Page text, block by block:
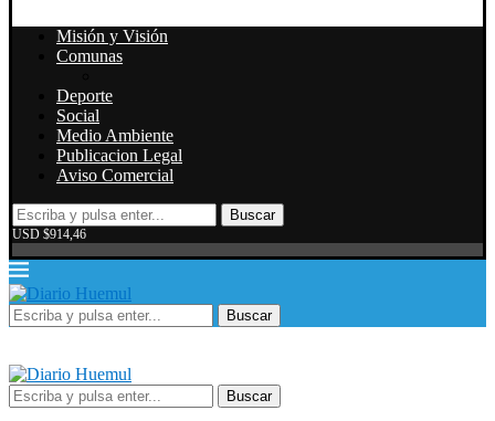
Misión y Visión
Comunas
Deporte
Social
Medio Ambiente
Publicacion Legal
Aviso Comercial
Buscar
USD $914,46
Buscar
Buscar